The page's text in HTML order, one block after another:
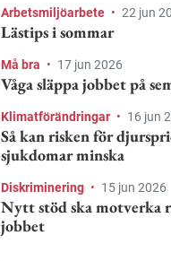
Arbetsmiljöarbete • 22 jun
Lästips i sommar
Må bra • 17 jun 2026
Våga släppa jobbet på
Klimatförändringar • 16 jun
Så kan risken för
sjukdomar minska
Diskriminering • 15 jun 2026
Nytt stöd ska motverka
jobbet